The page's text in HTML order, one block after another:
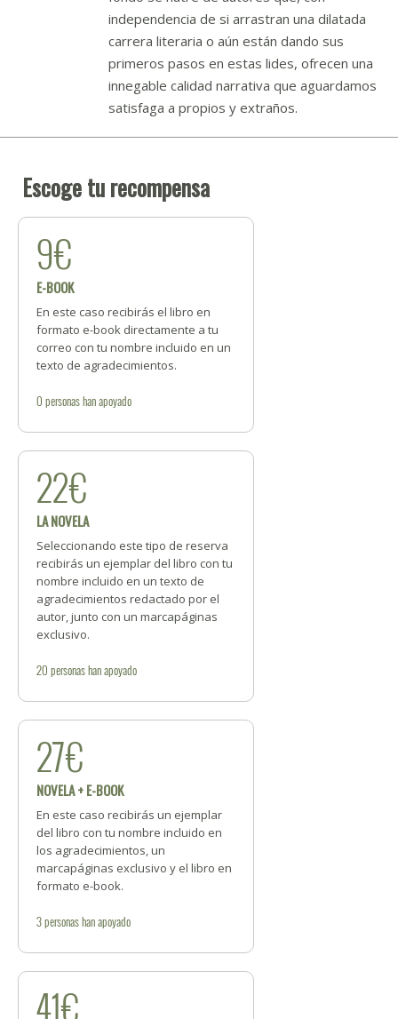
independencia de si arrastran una dilatada
carrera literaria o aún están dando sus
primeros pasos en estas lides, ofrecen una
innegable calidad narrativa que aguardamos
satisfaga a propios y extraños.
Escoge tu recompensa
9€
E-BOOK
En este caso recibirás el libro en
formato e-book directamente a tu
correo con tu nombre incluido en un
texto de agradecimientos.
0 personashan apoyado
22€
LA NOVELA
Seleccionando este tipo de reserva
recibirás un ejemplar del libro con tu
nombre incluido en un texto de
agradecimientos redactado por el
autor, junto con un marcapáginas
exclusivo.
20 personashan apoyado
27€
NOVELA + E-BOOK
En este caso recibirás un ejemplar
del libro con tu nombre incluido en
los agradecimientos, un
marcapáginas exclusivo y el libro en
formato e-book.
3personashan apoyado
41€